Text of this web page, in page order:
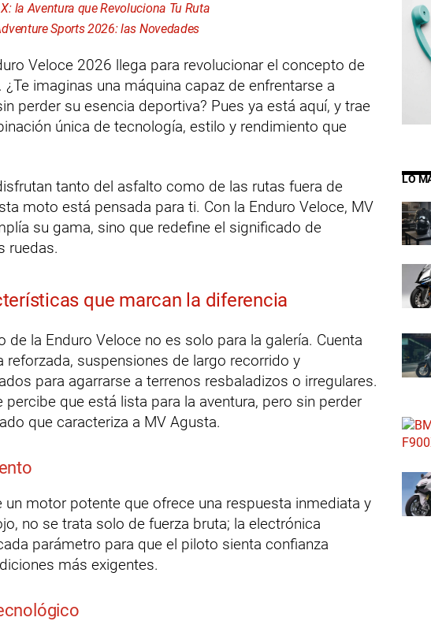
la Aventura que Revoluciona Tu Ruta
Sports 2026: las Novedades
Veloce 2026 llega para revolucionar el concepto de
imaginas una máquina capaz de enfrentarse a
perder su esencia deportiva? Pues ya está aquí, y trae
única de tecnología, estilo y rendimiento que
tanto del asfalto como de las rutas fuera de
moto está pensada para ti. Con la Enduro Veloce, MV
su gama, sino que redefine el significado de
ruedas.
que marcan la diferencia
de la Enduro Veloce no es solo para la galería. Cuenta
reforzada, suspensiones de largo recorrido y
para agarrarse a terrenos resbaladizos o irregulares.
percibe que está lista para la aventura, pero sin perder
que caracteriza a MV Agusta.
un motor potente que ofrece una respuesta inmediata y
no se trata solo de fuerza bruta; la electrónica
parámetro para que el piloto sienta confianza
más exigentes.
LO